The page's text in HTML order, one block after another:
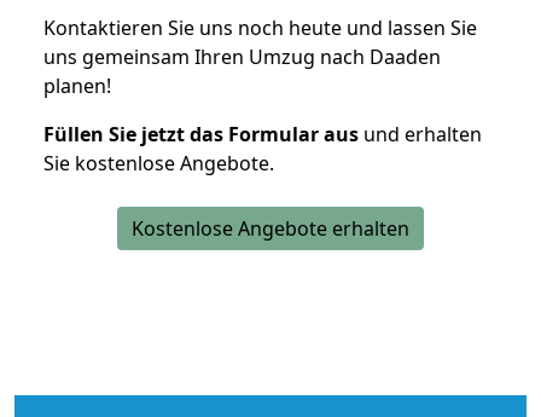
Kontaktieren Sie uns noch heute und lassen Sie
uns gemeinsam Ihren Umzug nach Daaden
planen!
Füllen Sie jetzt das Formular aus und erhalten
Sie kostenlose Angebote.
Kostenlose Angebote erhalten